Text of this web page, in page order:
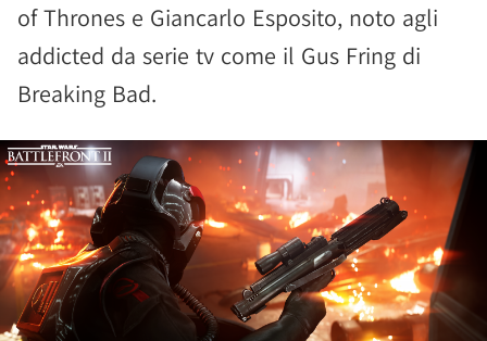
of Thrones e Giancarlo Esposito, noto agli
addicted da serie tv come il Gus Fring di
Breaking Bad.